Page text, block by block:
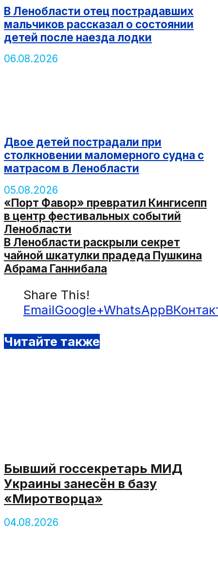
В Ленобласти отец пострадавших
мальчиков рассказал о состоянии
детей после наезда лодки
06.08.2026
Двое детей пострадали при
столкновении маломерного судна с
матрасом в Ленобласти
05.08.2026
«Порт Фавор» превратил Кингисепп
в центр фестивальных событий
Ленобласти
В Ленобласти раскрыли секрет
чайной шкатулки прадеда Пушкина
Абрама Ганнибала
Share This!
EmailGoogle+WhatsApp
Читайте также
Бывший госсекретарь МИД
Украины занесён в базу
«Миротворца»
04.08.2026